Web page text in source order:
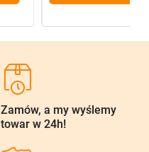
Zamów, a my wyślemy
towar w 24h!